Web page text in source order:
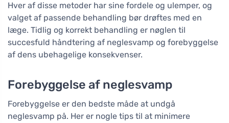
Hver af disse metoder har sine fordele og ulemper, og
valget af passende behandling bør drøftes med en
læge. Tidlig og korrekt behandling er nøglen til
succesfuld håndtering af neglesvamp og forebyggelse
af dens ubehagelige konsekvenser.
Forebyggelse af neglesvamp
Forebyggelse er den bedste måde at undgå
neglesvamp på. Her er nogle tips til at minimere